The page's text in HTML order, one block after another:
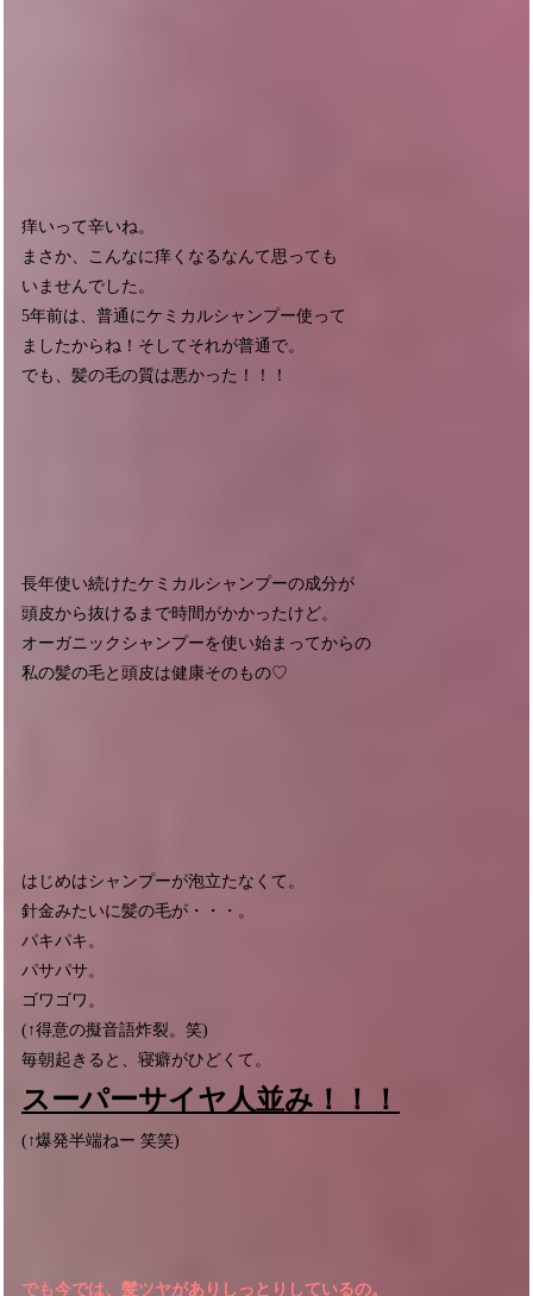
痒いって辛いね。
まさか、こんなに痒くなるなんて思っても
いませんでした。
5年前は、普通にケミカルシャンプー使って
ましたからね！そしてそれが普通で。
でも、髪の毛の質は悪かった！！！
長年使い続けたケミカルシャンプーの成分が
頭皮から抜けるまで時間がかかったけど。
オーガニックシャンプーを使い始まってからの
私の髪の毛と頭皮は健康そのもの♡
はじめはシャンプーが泡立たなくて。
針金みたいに髪の毛が・・・。
パキパキ。
パサパサ。
ゴワゴワ。
(↑得意の擬音語炸裂。笑)
毎朝起きると、寝癖がひどくて。
スーパーサイヤ人並み！！！
(↑爆発半端ねー 笑笑)
でも今では、髪ツヤがありしっとりしているの。